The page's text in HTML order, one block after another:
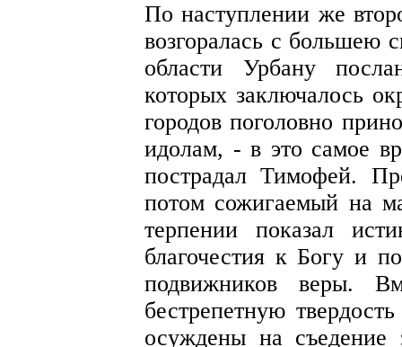
По наступлении же
возгоралась с большею
области Урбану
которых заключалось
городов поголовно
идолам, - в это самое
пострадал Тимофей.
потом сожигаемый на
терпении показал
благочестия к Богу и
подвижников веры.
бестрепетную
осуждены на съедение